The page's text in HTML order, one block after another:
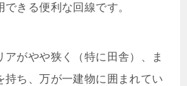
きる便利な回線です。
アがやや狭く（特に田舎）、ま
持ち、万が一建物に囲まれてい